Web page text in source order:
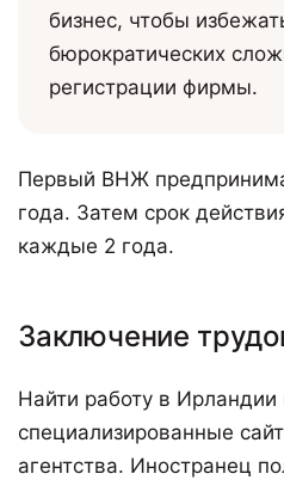
бизнес, чтобы
бюрократических
регистрации фирмы.
Первый ВНЖ
года. Затем срок
каждые 2 года.
Заключение
Найти работу в
специализированные
агентства. Иностранец